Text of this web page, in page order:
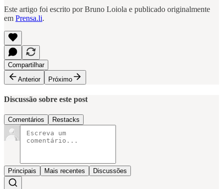
Este artigo foi escrito por Bruno Loiola e publicado originalmente
em Prensa.li.
Compartilhar
Anterior
Próximo
Discussão sobre este post
Comentários Restacks
Principais Mais recentes Discussões